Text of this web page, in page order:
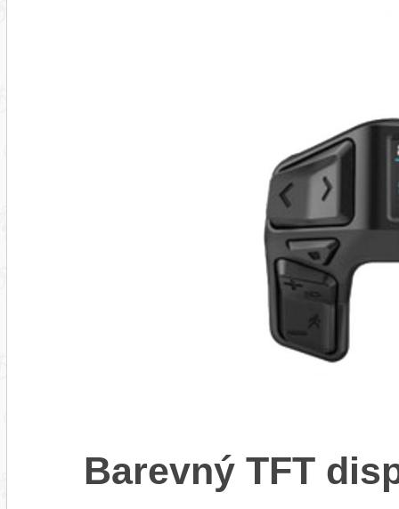
Barevný TFT